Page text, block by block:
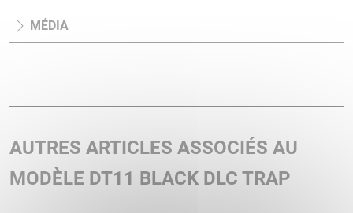
MÉDIA
AUTRES ARTICLES ASSOCIÉS AU
MODÈLE DT11 BLACK DLC TRAP